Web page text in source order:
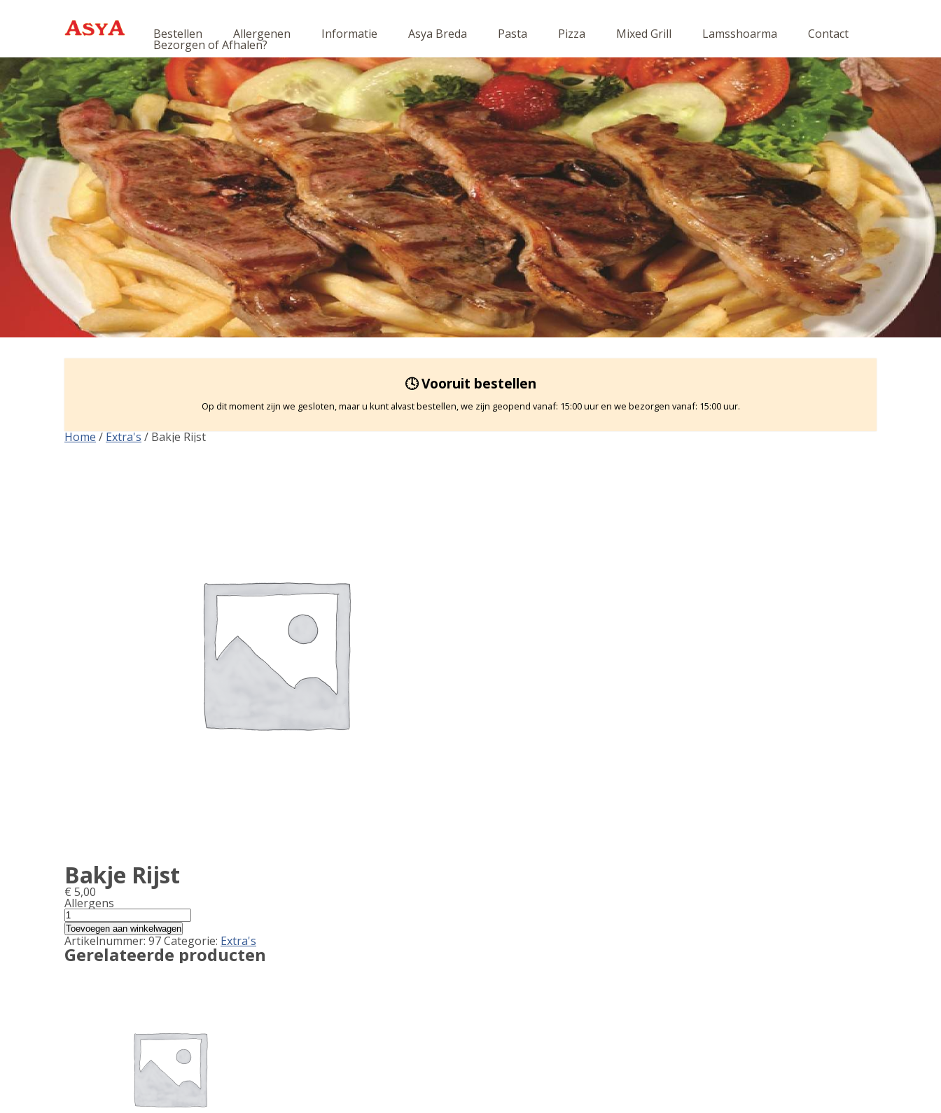
Bestellen Allergenen Informatie Asya Breda Pasta Pizza Mixed Grill Lamsshoarma Contact
Bezorgen of Afhalen?
🕓 Vooruit bestellen
Op dit moment zijn we gesloten, maar u kunt alvast bestellen, we zijn geopend vanaf: 15:00 uur en we bezorgen vanaf: 15:00 uur.
Home / Extra's / Bakje Rijst
Bakje Rijst
€ 5,00
Allergens
Product
allergen
information
Bakje
Rijst
aantal
Toevoegen aan winkelwagen
Artikelnummer: 97Categorie: Extra's
Gerelateerde producten